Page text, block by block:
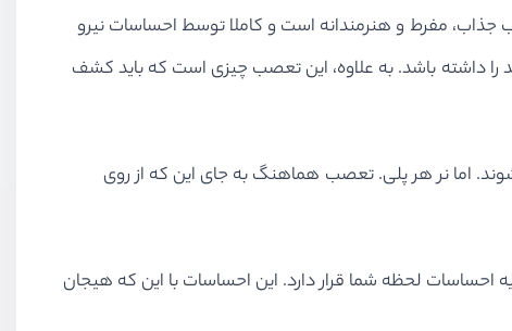
مفرط و هنرمندانه است و کاملا توسط احساسات نیرو
داشته باشد. به علاوه، این تعصب چیزی است که باید کشف
اما نر هر پلی. تعصب هماهنگ به جای این که از روی
احساسات لحظه شما قرار دارد. این احساسات با این که هیجان